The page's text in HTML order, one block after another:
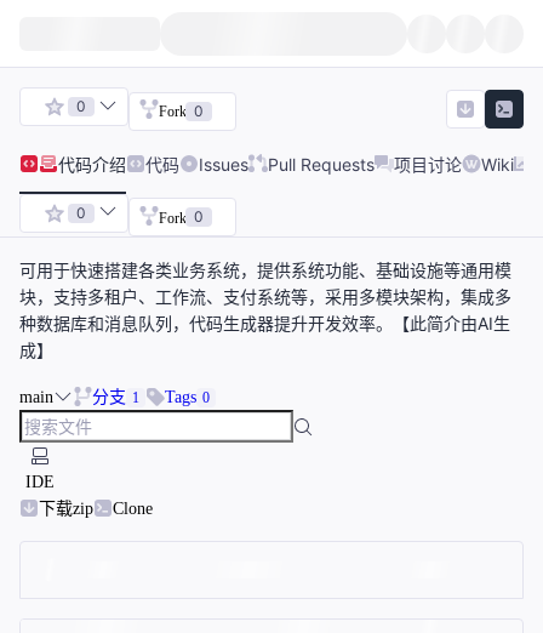
0 Fork 0
代码介绍 代码 Issues Pull Requests 项目讨论 Wiki
0 Fork 0
可用于快速搭建各类业务系统，提供系统功能、基础设施等通用模
块，支持多租户、工作流、支付系统等，采用多模块架构，集成多
种数据库和消息队列，代码生成器提升开发效率。【此简介由AI生
成】
main 分支 1 Tags 0
IDE
下载zip
Clone